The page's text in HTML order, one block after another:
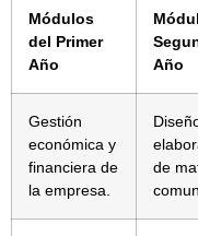
Módulos
del Primer
Año
Año
Gestión
económica y
financiera de
la empresa.
de